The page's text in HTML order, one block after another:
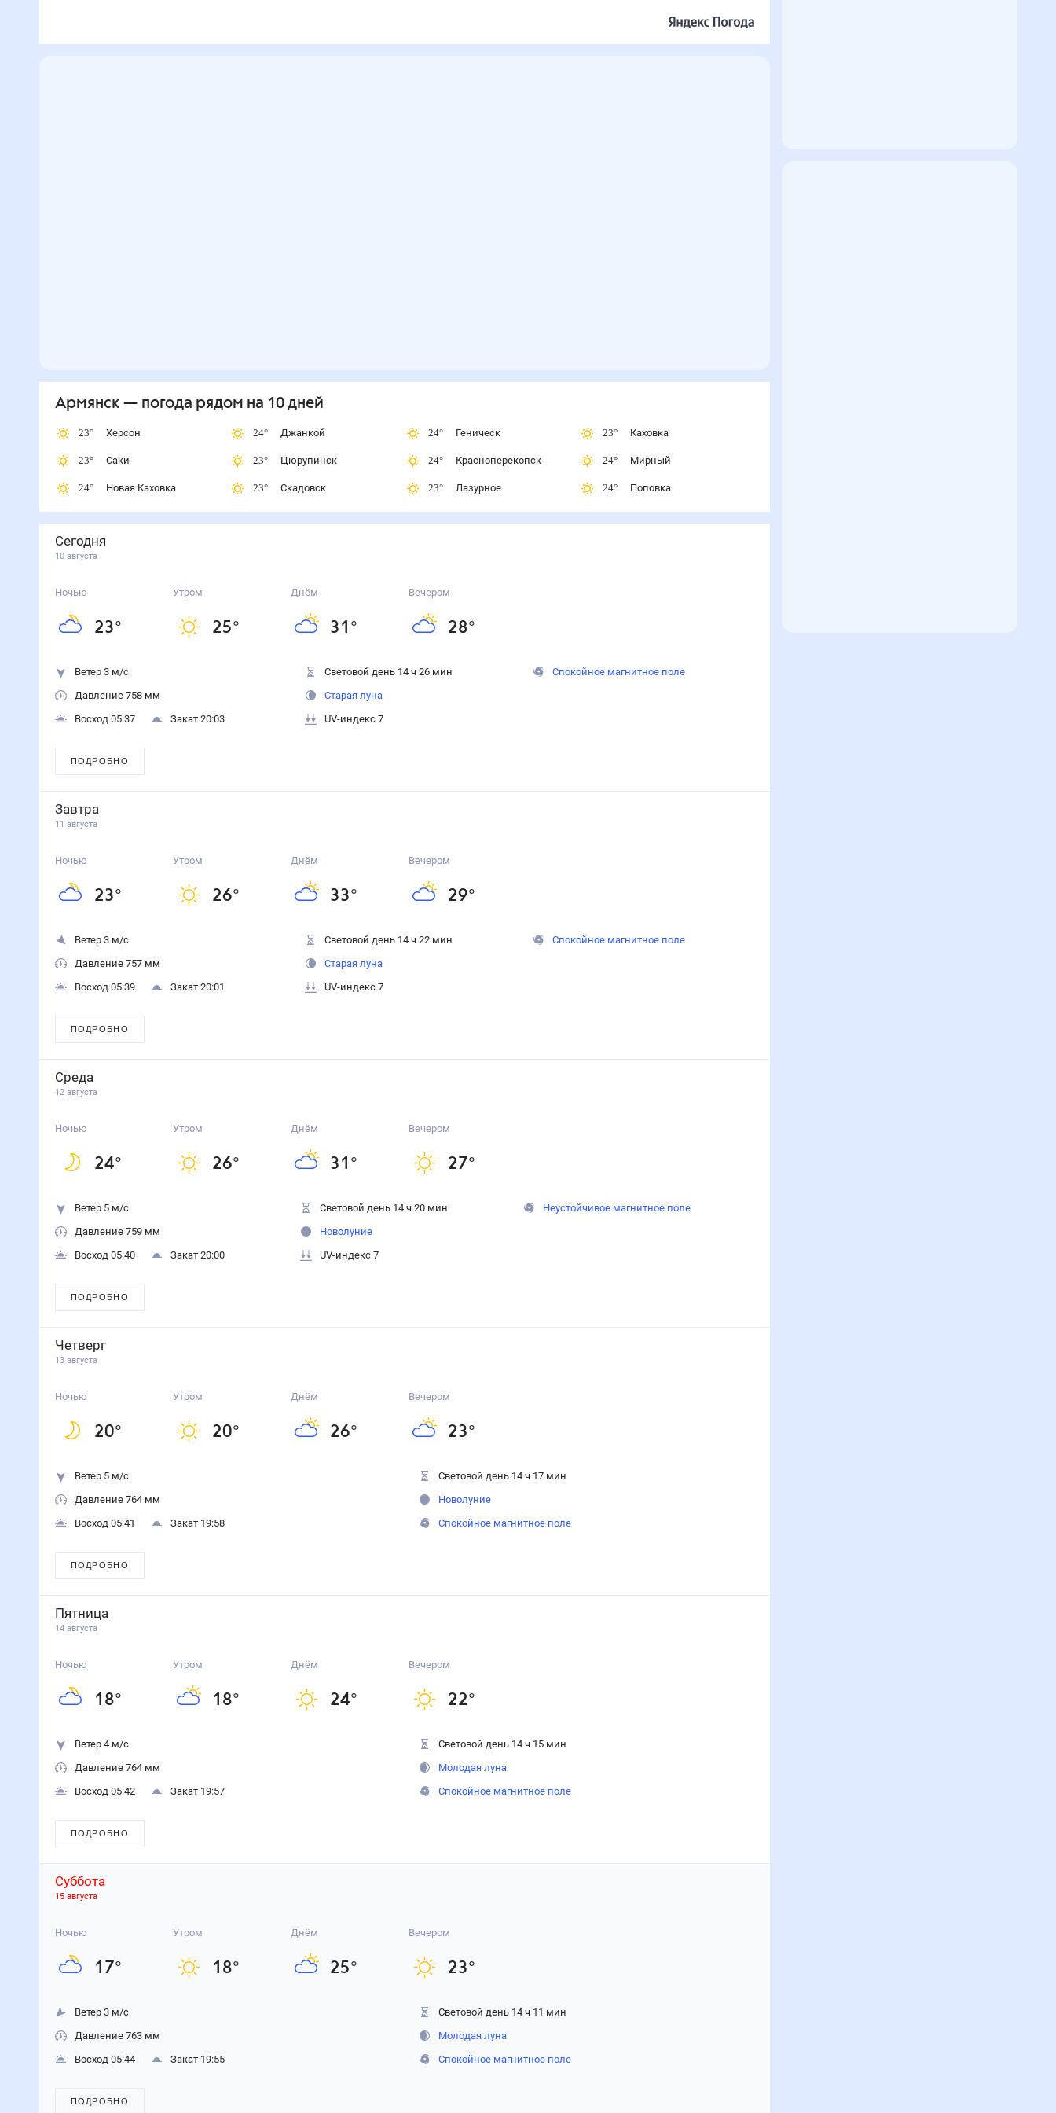
Армянск — погода рядом на 10 дней
23° Херсон
23° Саки
24° Новая Каховка
24° Джанкой
23° Цюрупинск
23° Скадовск
24° Геническ
24° Красноперекопск
23° Лазурное
23° Каховка
24° Мирный
24° Поповка
Сегодня
10 августа
Ночью
23°
Утром
25°
Днём
31 °
Вечером
28°
Ветер 3 м/с
Давление 758 мм
Восход 05:37
Закат 20:03
Световой день 14 ч 26 мин
Старая луна
UV-индекс 7
Спокойное магнитное поле
ПОДРОБНО
Завтра
11 августа
Ночью
23°
Утром
26°
Днём
33°
Вечером
29°
Ветер 3 м/с
Давление 757 мм
Восход 05:39
Закат 20:01
Световой день 14 ч 22 мин
Старая луна
UV-индекс 7
Спокойное магнитное поле
ПОДРОБНО
Среда
12 августа
Ночью
24°
Утром
26°
Днём
31 °
Вечером
27°
Ветер 5 м/с
Давление 759 мм
Восход 05:40
Закат 20:00
Световой день 14 ч 20 мин
Новолуние
UV-индекс 7
Неустойчивое магнитное поле
ПОДРОБНО
Четверг
13 августа
Ночью
20°
Утром
20°
Днём
26°
Вечером
23°
Ветер 5 м/с
Давление 764 мм
Восход 05:41
Закат 19:58
Световой день 14 ч 17 мин
Новолуние
Спокойное магнитное поле
ПОДРОБНО
Пятница
14 августа
Ночью
18°
Утром
18°
Днём
24°
Вечером
22°
Ветер 4 м/с
Давление 764 мм
Восход 05:42
Закат 19:57
Световой день 14 ч 15 мин
Молодая луна
Спокойное магнитное поле
ПОДРОБНО
Суббота
15 августа
Ночью
17°
Утром
18°
Днём
25°
Вечером
23°
Ветер 3 м/с
Давление 763 мм
Восход 05:44
Закат 19:55
Световой день 14 ч 11 мин
Молодая луна
Спокойное магнитное поле
ПОДРОБНО